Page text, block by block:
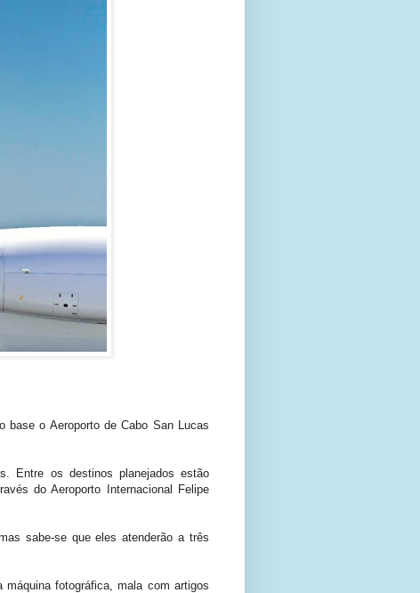
base o Aeroporto de Cabo San Lucas
Entre os destinos planejados estão
do Aeroporto Internacional Felipe
sabe-se que eles atenderão a três
fotográfica, mala com artigos